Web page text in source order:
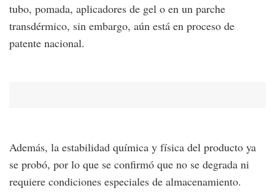
tubo, pomada, aplicadores de gel o en un parche
transdérmico, sin embargo, aún está en proceso de
patente nacional.
Además, la estabilidad química y física del producto ya
se probó, por lo que se confirmó que no se degrada ni
requiere condiciones especiales de almacenamiento.